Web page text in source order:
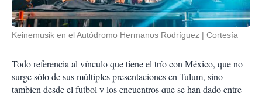
Keinemusik en el Autódromo Hermanos Rodríguez Cortesía
Todo referencia al vínculo que tiene el trío con México, que no
surge sólo de sus múltiples presentaciones en Tulum, sino
tambien desde el futbol y los encuentros que se han dado entre